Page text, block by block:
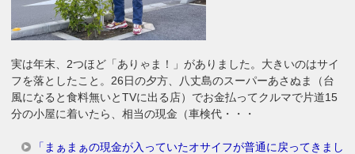
実は年末、2つほど「ありゃま！」がありました。大きいのはサイ
フを落としたこと。26日の夕方、八丈島のスーパーあさぬま（台
風になると食料無いとTVに出る店）でお金払ってクルマで片道15
分の小屋に着いたら、相当の現金（車検代・・・
「まぁまぁの現金が入っていたオサイフが普通に戻ってきまし